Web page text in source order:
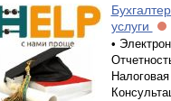
услуги
•